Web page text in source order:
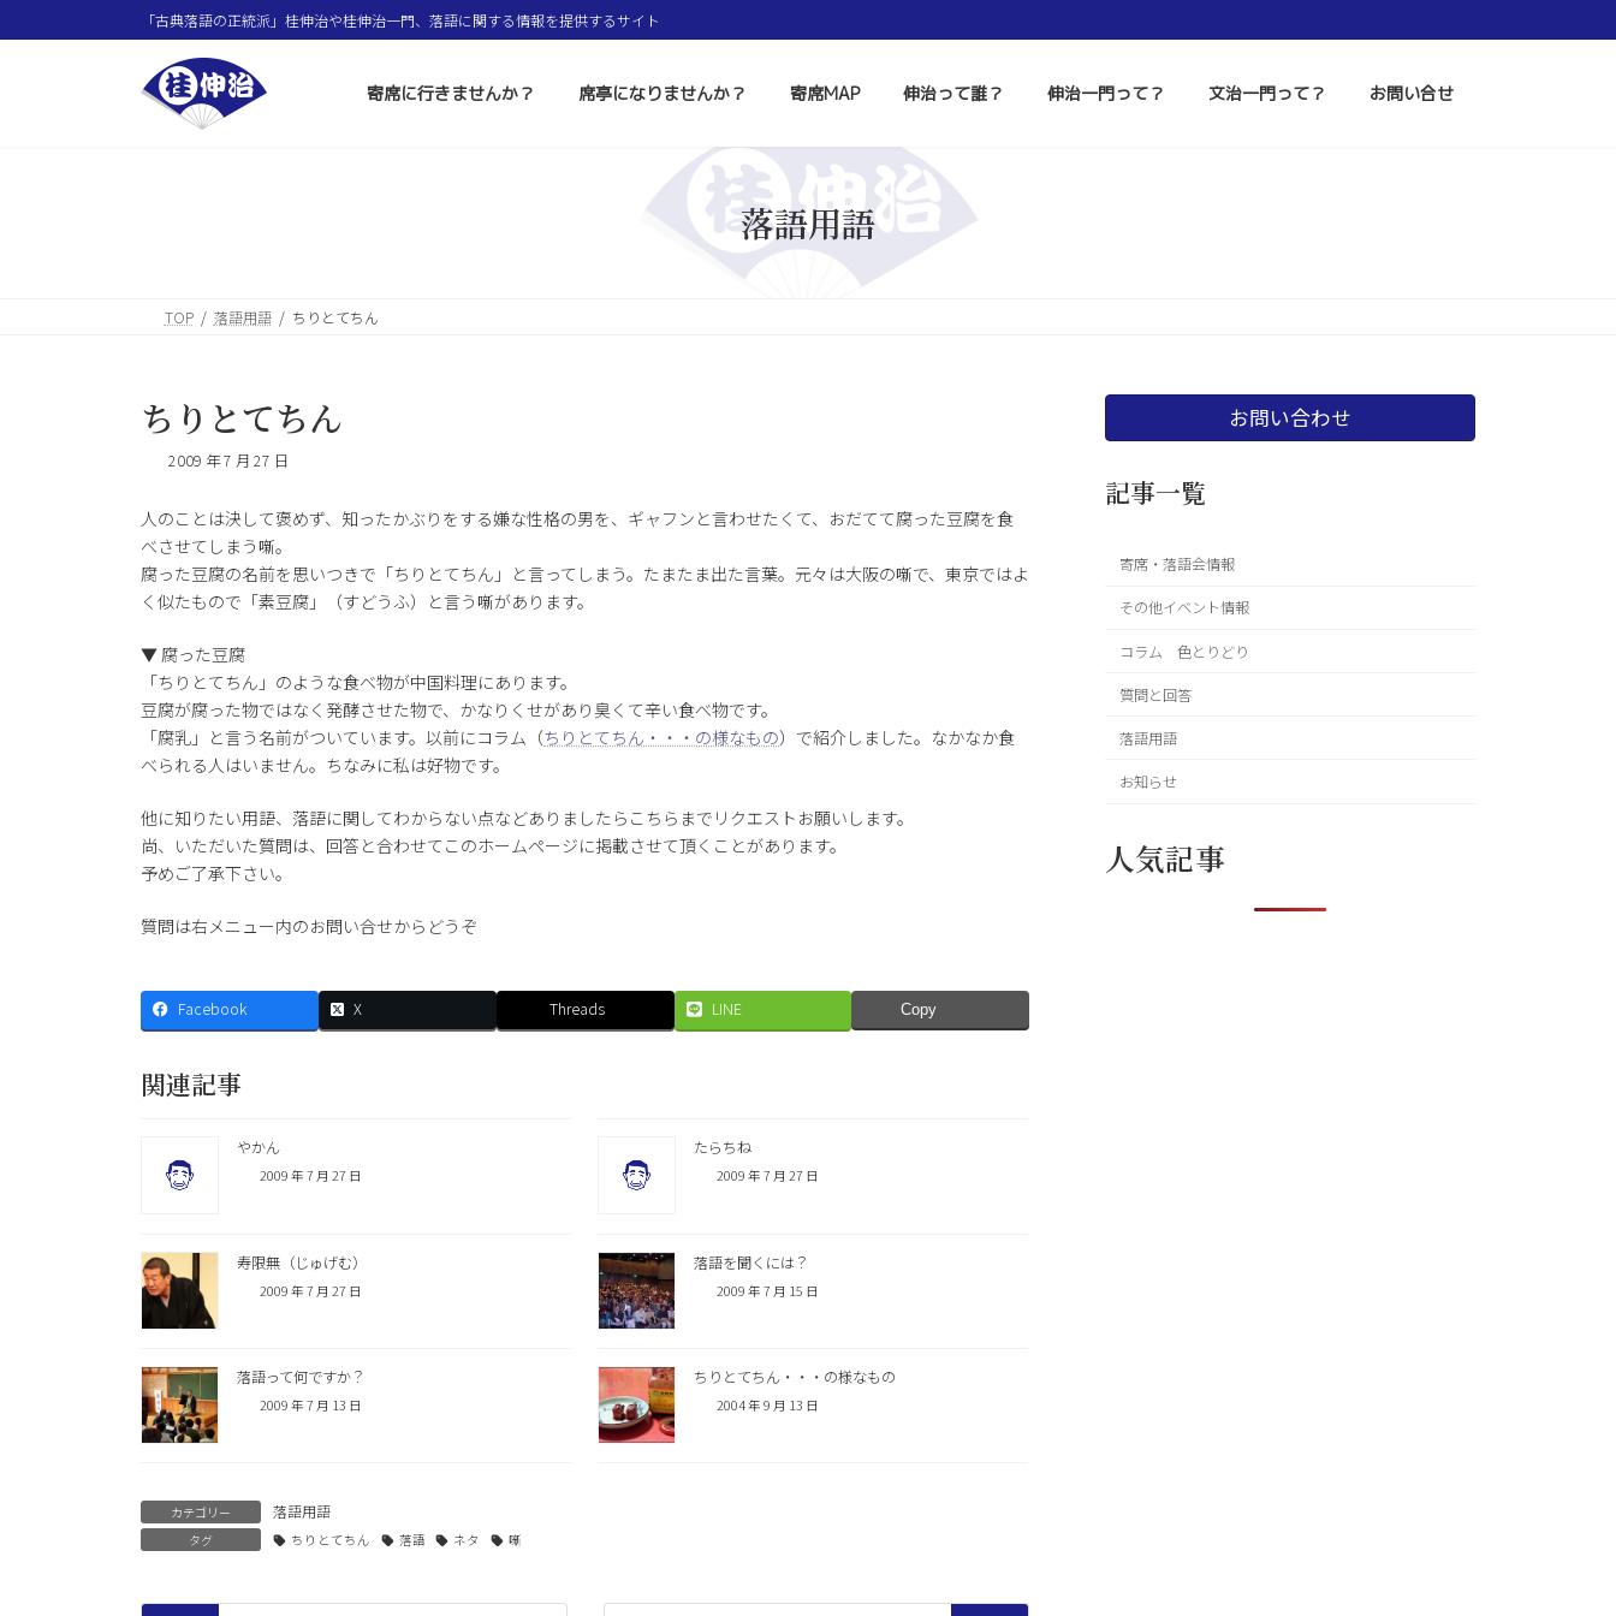
ン
ビ
「古典落語の正統派」桂伸治や桂伸治一門、落語に関する情報を提供するサイト
寄席に行きませんか？ 席亭になりませんか？ 寄席MAP 伸治って誰？ 伸治一門って？ 文治一門って？ お問い合せ
落語用語
TOP 落語用語 ちりとてちん
ちりとてちん
2009 年 7 月 27 日
人のことは決して褒めず、知ったかぶりをする嫌な性格の男を、ギャフンと言わせたくて、おだてて腐った豆腐を食
べさせてしまう噺。
腐った豆腐の名前を思いつきで「ちりとてちん」と言ってしまう。たまたま出た言葉。元々は大阪の噺で、東京ではよ
く似たもので「素豆腐」（すどうふ）と言う噺があります。
▼ 腐った豆腐
「ちりとてちん」のような食べ物が中国料理にあります。
豆腐が腐った物ではなく発酵させた物で、かなりくせがあり臭くて辛い食べ物です。
「腐乳」と言う名前がついています。以前にコラム（ちりとてちん・・・の様なもの）で紹介しました。なかなか食
べられる人はいません。ちなみに私は好物です。
他に知りたい用語、落語に関してわからない点などありましたらこちらまでリクエストお願いします。
尚、いただいた質問は、回答と合わせてこのホームページに掲載させて頂くことがあります。
予めご了承下さい。
質問は右メニュー内のお問い合せからどうぞ
Facebook X Threads LINE Copy
関連記事
やかん
2009 年 7 月 27 日
たらちね
2009 年 7 月 27 日
寿限無（じゅげむ）
2009 年 7 月 27 日
落語を聞くには？
2009 年 7 月 15 日
落語って何ですか？
2009 年 7 月 13 日
ちりとてちん・・・の様なもの
2004 年 9 月 13 日
カテゴリー 落語用語
タグ ちりとてちん 落語 ネタ 噺
お問い合わせ
記事一覧
寄席・落語会情報
その他イベント情報
コラム 色とりどり
質問と回答
落語用語
お知らせ
人気記事